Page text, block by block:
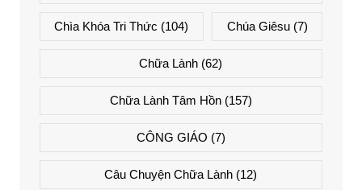
Chìa Khóa Tri Thức (104) Chúa Giêsu(7)
Chữa Lành (62)
Chữa Lành Tâm Hồn(157)
CÔNG GIÁO (7)
Câu Chuyện Chữa Lành (12)